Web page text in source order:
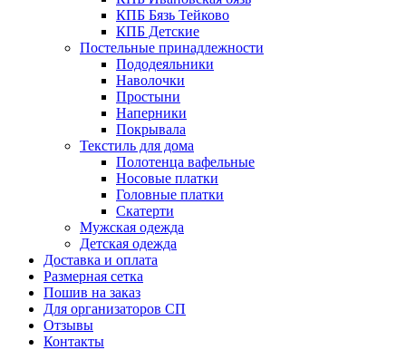
КПБ Бязь Тейково
КПБ Детские
Постельные принадлежности
Пододеяльники
Наволочки
Простыни
Наперники
Покрывала
Текстиль для дома
Полотенца вафельные
Носовые платки
Головные платки
Скатерти
Мужская одежда
Детская одежда
Доставка и оплата
Размерная сетка
Пошив на заказ
Для организаторов СП
Отзывы
Контакты